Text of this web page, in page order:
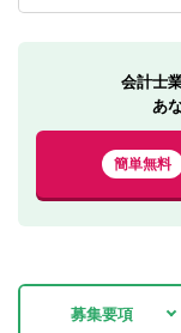
会計士
あ
簡単無料
募集要項